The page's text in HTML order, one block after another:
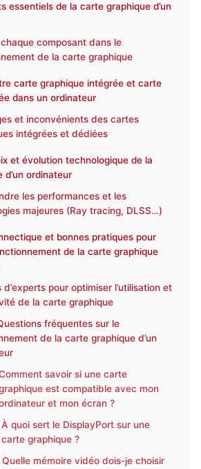
essentiels de la carte graphique d’un
composant dans le
de la carte graphique
carte graphique intégrée et carte
dans un ordinateur
et inconvénients des cartes
intégrées et dédiées
et évolution technologique de la
ordinateur
les performances et les
majeures (Ray tracing, DLSS…)
et bonnes pratiques pour
de la carte graphique
d’experts pour optimiser l’utilisation et
de la carte graphique
fréquentes sur le
de la carte graphique d’un
savoir si une carte
est compatible avec mon
et mon écran ?
À quoi sert le DisplayPort sur une
carte graphique ?
Quelle mémoire vidéo dois-je choisir